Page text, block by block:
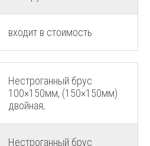
входит в стоимость
Нестроганный брус
100×150мм, (150×150мм)
двойная;
Нестроганный брус